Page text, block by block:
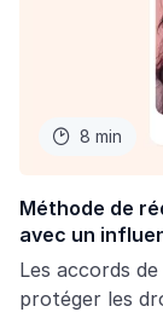
 8 min
Méthode de
avec un
Les accords
protéger les